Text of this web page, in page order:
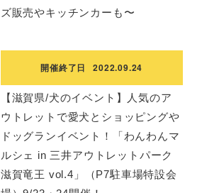
ズ販売やキッチンカーも〜
開催終了日 2022.09.24
【滋賀県/犬のイベント】人気のア
ウトレットで愛犬とショッピングや
ドッグランイベント！「わんわんマ
ルシェ in 三井アウトレットパーク
滋賀竜王 vol.4」（P7駐車場特設会